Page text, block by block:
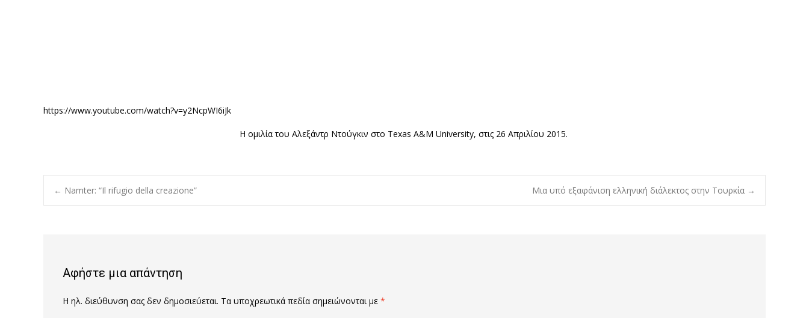
https://www.youtube.com/watch?v=y2NcpWI6iJk
Η ομιλία του Αλεξάντρ Ντούγκιν στο Texas A&M University, στις 26 Απριλίου 2015.
Post
← Namter: “Il rifugio della creazione” Μια υπό εξαφάνιση ελληνική διάλεκτος στην Τουρκία →
Αφήστε μια απάντηση
Η ηλ. διεύθυνση σας δεν δημοσιεύεται. Τα υποχρεωτικά πεδία σημειώνονται με *